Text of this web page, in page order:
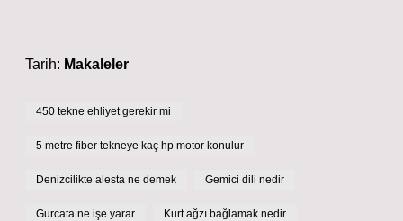
Tarih: Makaleler
450 tekne ehliyet gerekir mi
5 metre fiber tekneye kaç hp motor konulur
Denizcilikte alesta ne demek Gemici dili nedir
Gurcata ne işe yarar Kurt ağzı bağlamak nedir